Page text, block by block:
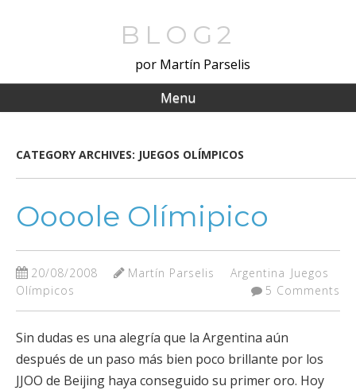
BLOG2
por Martín Parselis
Menu
CATEGORY ARCHIVES: JUEGOS OLÍMPICOS
Oooole Olímipico
20/08/2008 Martín Parselis Argentina Juegos
Olímpicos
5 Comments
Sin dudas es una alegría que la Argentina aún
después de un paso más bien poco brillante por los
JJOO de Beijing haya conseguido su primer oro. Hoy